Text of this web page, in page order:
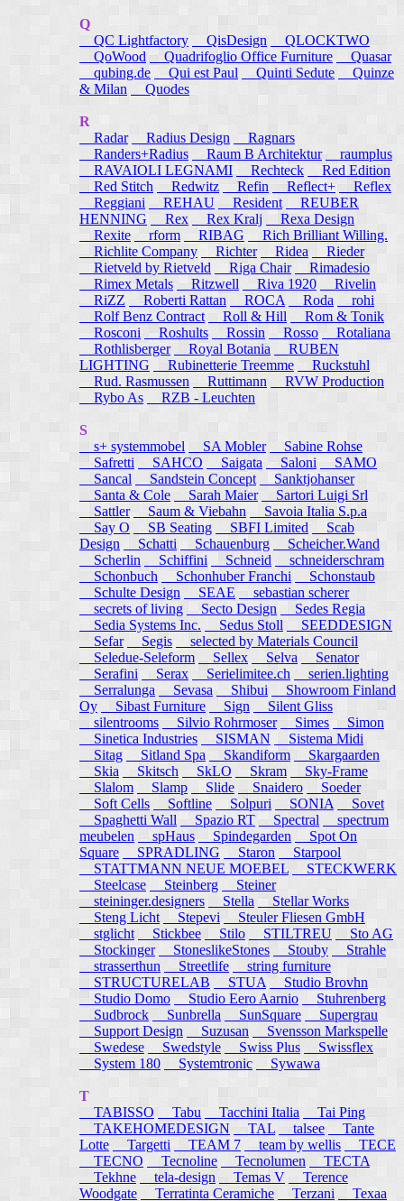
Q
QC Lightfactory
QisDesign
QLOCKTWO
QoWood Quadrifoglio Office Furniture
Quasar
qubing.de
Qui est Paul Quinti Sedute
Quinze
& Milan
Quodes
R
Radar
Radius Design
Ragnars
Randers+Radius
Raum B Architektur raumplus
RAVAIOLI LEGNAMI
Rechteck
Red Edition
Red Stitch
Redwitz Refin Reflect+
Reflex
Reggiani
REHAU Resident
REUBER
HENNING
Rex Rex Kralj
Rexa Design
Rexite
rform RIBAG
Rich Brilliant Willing.
Richlite Company
Richter Ridea
Rieder
Rietveld by Rietveld
Riga Chair
Rimadesio
Rimex Metals
Ritzwell Riva 1920
Rivelin
RiZZ
Roberti Rattan ROCA Roda
rohi
Rolf Benz Contract
Roll & Hill
Rom & Tonik
Rosconi Roshults Rossin Rosso
Rotaliana
Rothlisberger
Royal Botania
RUBEN
LIGHTING
Rubinetterie Treemme
Ruckstuhl
Rud. Rasmussen
Ruttimann
RVW Production
Rybo As
RZB - Leuchten
S
s+ systemmobel
SA Mobler
Sabine Rohse
Safretti
SAHCO Saigata Saloni
SAMO
Sancal
Sandstein Concept
Sanktjohanser
Santa & Cole
Sarah Maier
Sartori Luigi Srl
Sattler
Saum & Viebahn
Savoia Italia S.p.a
Say O
SB Seating SBFI Limited
Scab
Design
Schatti Schauenburg
Scheicher.Wand
Scherlin
Schiffini Schneid
schneiderschram
Schonbuch
Schonhuber Franchi
Schonstaub
Schulte Design
SEAE
sebastian scherer
secrets of living
Secto Design
Sedes Regia
Sedia Systems Inc.
Sedus Stoll
SEEDDESIGN
Sefar
Segis
selected by Materials Council
Seledue-Seleform
Sellex Selva
Senator
Serafini
Serax Serielimitee.ch
serien.lighting
Serralunga
Sevasa Shibui
Showroom Finland
Oy
Sibast Furniture Sign
Silent Gliss
silentrooms
Silvio Rohrmoser Simes Simon
Sinetica Industries
SISMAN
Sistema Midi
Sitag
Sitland Spa Skandiform
Skargaarden
Skia
Skitsch SkLO Skram
Sky-Frame
Slalom
Slamp Slide Snaidero
Soeder
Soft Cells
Softline Solpuri SONIA
Sovet
Spaghetti Wall
Spazio RT Spectral
spectrum
meubelen
spHaus Spindegarden
Spot On
Square
SPRADLING Staron
Starpool
STATTMANN NEUE MOEBEL
STECKWERK
Steelcase
Steinberg
Steiner
steininger.designers
Stella Stellar Works
Steng Licht
Stepevi
Steuler Fliesen GmbH
stglicht
Stickbee Stilo STILTREU
Sto AG
Stockinger
StoneslikeStones Stouby
Strahle
strasserthun
Streetlife
string furniture
STRUCTURELAB
STUA
Studio Brovhn
Studio Domo
Studio Eero Aarnio
Stuhrenberg
Sudbrock
Sunbrella SunSquare
Supergrau
Support Design
Suzusan
Svensson Markspelle
Swedese
Swedstyle Swiss Plus
Swissflex
System 180
Systemtronic Sywawa
T
TABISSO
Tabu Tacchini Italia
Tai Ping
TAKEHOMEDESIGN
TAL talsee
Tante
Lotte
Targetti TEAM 7 team by wellis
TECE
TECNO
Tecnoline Tecnolumen
TECTA
Tekhne
tela-design Temas V
Terence
Woodgate
Terratinta Ceramiche Terzani
Texaa